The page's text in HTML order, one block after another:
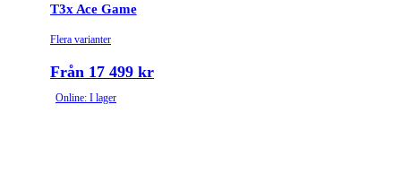
T3x Ace Game
Flera varianter
Från 17 499 kr
Online: I lager